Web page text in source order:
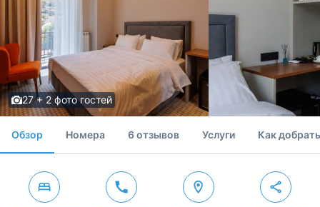
27 + 2 фото гостей
Обзор Номера 6 отзывов Услуги Как